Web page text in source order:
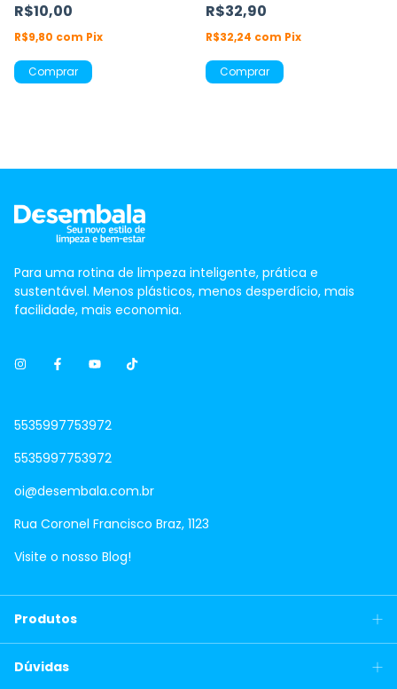
R$10,00
R$9,80 com Pix
R$32,90
R$32,24 com Pix
Para uma rotina de limpeza inteligente, prática e
sustentável. Menos plásticos, menos desperdício, mais
facilidade, mais economia.
5535997753972
5535997753972
oi@desembala.com.br
Rua Coronel Francisco Braz, 1123
Visite o nosso Blog!
Produtos
Dúvidas